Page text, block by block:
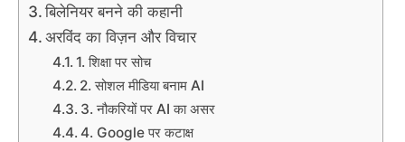
बिलेनियर बनने की कहानी
अरविंद का विज़न और विचार
1. शिक्षा पर सोच
2. सोशल मीडिया बनाम AI
3. नौकरियों पर AI का असर
4. Google पर कटाक्ष